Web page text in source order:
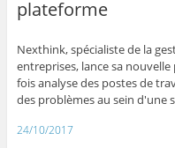
plateforme
Nexthink, spécialiste de la
entreprises, lance sa
fois analyse des postes de
des problèmes au sein d'une
24/10/2017